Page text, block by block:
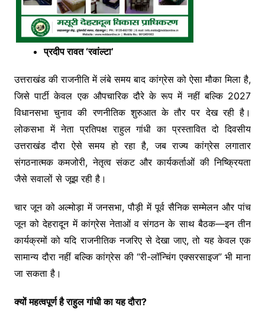
प्रदीप रावत ‘रवांल्टा’
उत्तराखंड की राजनीति में लंबे समय बाद कांग्रेस को ऐसा मौका मिला है,
जिसे पार्टी केवल एक औपचारिक दौरे के रूप में नहीं बल्कि 2027
विधानसभा चुनाव की रणनीतिक शुरुआत के तौर पर देख रही है।
लोकसभा में नेता प्रतिपक्ष राहुल गांधी का प्रस्तावित दो दिवसीय
उत्तराखंड दौरा ऐसे समय हो रहा है, जब राज्य कांग्रेस लगातार
संगठनात्मक कमजोरी, नेतृत्व संकट और कार्यकर्ताओं की निष्क्रियता
जैसे सवालों से जूझ रही है।
चार जून को अल्मोड़ा में जनसभा, पौड़ी में पूर्व सैनिक सम्मेलन और पांच
जून को देहरादून में कांग्रेस नेताओं व संगठन के साथ बैठक—इन तीन
कार्यक्रमों को यदि राजनीतिक नजरिए से देखा जाए, तो यह केवल एक
सामान्य दौरा नहीं बल्कि कांग्रेस की “री-लॉन्चिंग एक्सरसाइज” भी माना
जा सकता है।
क्यों महत्वपूर्ण है राहुल गांधी का यह दौरा?